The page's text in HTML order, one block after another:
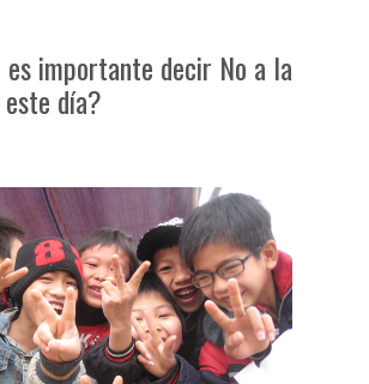
es importante decir No a la
día?